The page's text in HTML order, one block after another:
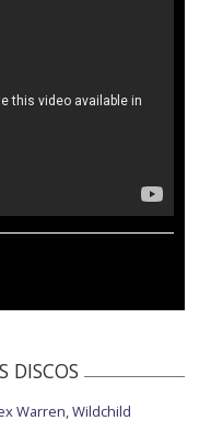
DISCOS
Warren, Wildchild